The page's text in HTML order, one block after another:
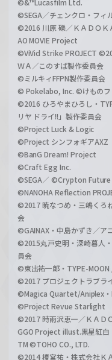
©SEGA／チェンクロ・フィ
©2016 川原 礫／ＫＡＤＯ
AO MOVIE Project
©ViVid Strike PROJECT
ＷＡ／このすば製作委員会
©ミルキィFFPN製作委員会
© Pokelabo, Inc. ©けものフ
©2016 ひろやまひろし・
リヤ ドライ!!」製作委員会
©Project Luck & Logic
©Project シンフォギアAXZ
©BanG Dream! Project
©Craft Egg Inc.
©SEGA／ ©Crypton
©NANOHA Reflection
©2017 暁なつめ・三嶋くろ
会
©GAINAX・中島かずき／ア
©2015丸戸史明・深崎暮人
員会
©東出祐一郎・TYPE-MOON
©2017 プロジェクトラブラ
©Magica Quartet/Aniplex
©Project Revue Starlight
©2017 時雨沢恵一／ＫＡＤ
GGO Project illust.黒星紅白
TM ©TOHO CO., LTD.
©2014 榎宮祐・株式会社Ｋ